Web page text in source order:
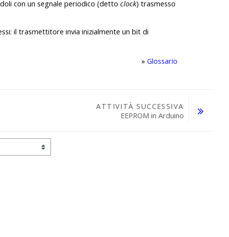
con un segnale periodico (dettoclock) trasmesso
il trasmettitore invia inizialmente un bit di
»Glossario
ATTIVITÀ SUCCESSIVA
EEPROM in Arduino